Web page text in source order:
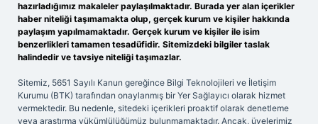
hazırladığımız makaleler paylaşılmaktadır. Burada yer alan içerikler
haber niteliği taşımamakta olup, gerçek kurum ve kişiler hakkında
paylaşım yapılmamaktadır. Gerçek kurum ve kişiler ile isim
benzerlikleri tamamen tesadüfidir. Sitemizdeki bilgiler taslak
halindedir ve tavsiye niteliği taşımazlar.
Sitemiz, 5651 Sayılı Kanun gereğince Bilgi Teknolojileri ve İletişim
Kurumu (BTK) tarafından onaylanmış bir Yer Sağlayıcı olarak hizmet
vermektedir. Bu nedenle, sitedeki içerikleri proaktif olarak denetleme
veya araştırma yükümlülüğümüz bulunmamaktadır. Ancak, üyelerimiz